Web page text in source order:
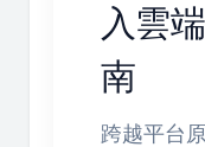
入雲
南
跨越平台